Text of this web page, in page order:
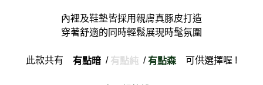
內裡及鞋墊皆採用親膚真豚皮打造
穿著舒適的同時輕鬆展現時髦氛圍
此款共有 有點暗 / 有點純 /有點森 可供選擇喔 !